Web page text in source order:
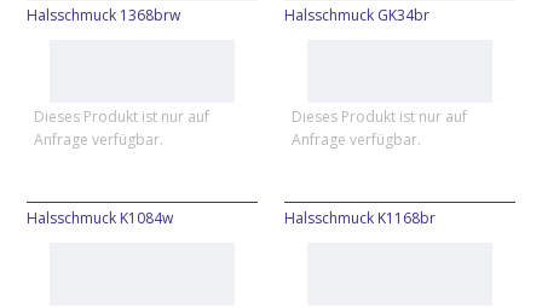
Halsschmuck 1368brw
Dieses Produkt ist nur auf
Anfrage verfügbar.
Halsschmuck GK34br
Dieses Produkt ist nur auf
Anfrage verfügbar.
Halsschmuck K1084w Halsschmuck K1168br